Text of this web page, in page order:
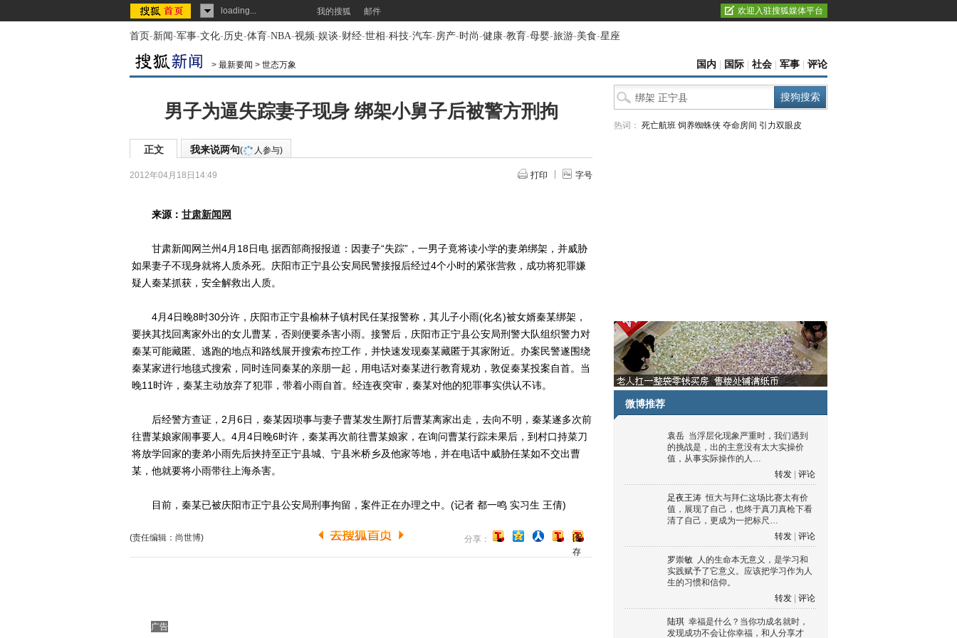
loading... 我的搜狐 邮件 欢迎入驻搜狐媒体平台
首页-新闻-军事-文化-历史-体育-NBA-视频-娱谈-财经-世相-科技-汽车-房产-时尚-健康-教育-母婴-旅游-美食-星座
> 最新要闻 > 世态万象 国内 国际 社会 军事 评论
男子为逼失踪妻子现身 绑架小舅子后被警方刑拘
正文 我来说两句( 人参与)
2012年04月18日14:49 打印 字号
来源： 甘肃新闻网
甘肃新闻网兰州4月18日电 据西部商报报道：因妻子“失踪”，一男子竟将读小学的妻弟绑架，并威胁
如果妻子不现身就将人质杀死。庆阳市正宁县公安局民警接报后经过4个小时的紧张营救，成功将犯罪嫌
疑人秦某抓获，安全解救出人质。
4月4日晚8时30分许，庆阳市正宁县榆林子镇村民任某报警称，其儿子小雨(化名)被女婿秦某绑架，
要挟其找回离家外出的女儿曹某，否则便要杀害小雨。接警后，庆阳市正宁县公安局刑警大队组织警力对
秦某可能藏匿、逃跑的地点和路线展开搜索布控工作，并快速发现秦某藏匿于其家附近。办案民警遂围绕
秦某家进行地毯式搜索，同时连同秦某的亲朋一起，用电话对秦某进行教育规劝，敦促秦某投案自首。当
晚11时许，秦某主动放弃了犯罪，带着小雨自首。经连夜突审，秦某对他的犯罪事实供认不讳。
后经警方查证，2月6日，秦某因琐事与妻子曹某发生厮打后曹某离家出走，去向不明，秦某遂多次前
往曹某娘家闹事要人。4月4日晚6时许，秦某再次前往曹某娘家，在询问曹某行踪未果后，到村口持菜刀
将放学回家的妻弟小雨先后挟持至正宁县城、宁县米桥乡及他家等地，并在电话中威胁任某如不交出曹
某，他就要将小雨带往上海杀害。
目前，秦某已被庆阳市正宁县公安局刑事拘留，案件正在办理之中。(记者 都一鸣 实习生 王倩)
(责任编辑：尚世博) 分享：
[保
存
广告
热词： 死亡航班 饲养蜘蛛侠 夺命房间 引力双眼皮
微博推荐
袁岳 当浮层化现象严重时，我们遇到
的挑战是，出的主意没有太大实操价
值，从事实际操作的人…
转发
评论
足夜王涛 恒大与拜仁这场比赛太有价
值，展现了自己，也终于真刀真枪下看
清了自己，更成为一把标尺…
转发
评论
罗崇敏 人的生命本无意义，是学习和
实践赋予了它意义。应该把学习作为人
生的习惯和信仰。
转发
评论
陆琪 幸福是什么？当你功成名就时，
发现成功不会让你幸福，和人分享才